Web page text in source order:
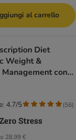
al carrello
Diet
Weight &
con
28,99 €
4.7/5 (56)